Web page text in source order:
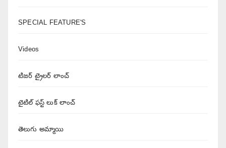
SPECIAL FEATURE'S
Videos
టిజర్ ట్రైలర్ లాంచ్
టైటిల్ ఫస్ట్ లుక్ లాంచ్
తెలుగు అమ్మాయి